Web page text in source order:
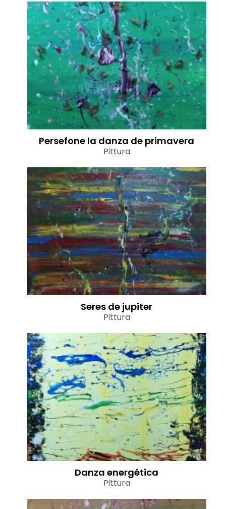
Persefone la danza de primavera
Pittura
Seres de jupiter
Pittura
Danza energética
Pittura